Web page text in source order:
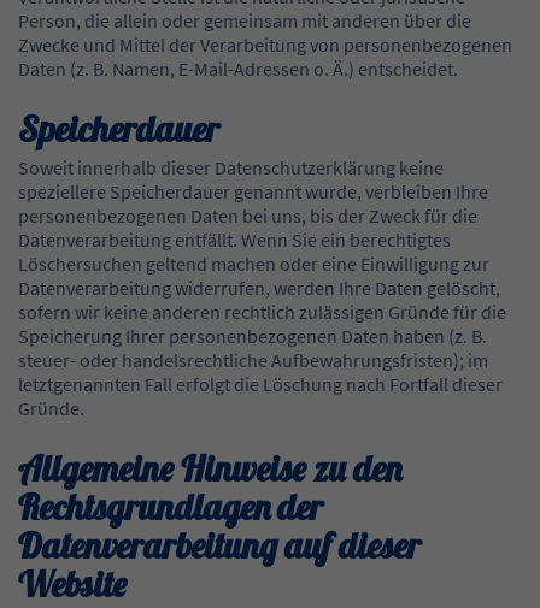
Person, die allein oder gemeinsam mit anderen über die
Zwecke und Mittel der Verarbeitung von personenbezogenen
Daten (z. B. Namen, E-Mail-Adressen o. Ä.) entscheidet.
Speicherdauer
Soweit innerhalb dieser Datenschutzerklärung keine
speziellere Speicherdauer genannt wurde, verbleiben Ihre
personenbezogenen Daten bei uns, bis der Zweck für die
Datenverarbeitung entfällt. Wenn Sie ein berechtigtes
Löschersuchen geltend machen oder eine Einwilligung zur
Datenverarbeitung widerrufen, werden Ihre Daten gelöscht,
sofern wir keine anderen rechtlich zulässigen Gründe für die
Speicherung Ihrer personenbezogenen Daten haben (z. B.
steuer- oder handelsrechtliche Aufbewahrungsfristen); im
letztgenannten Fall erfolgt die Löschung nach Fortfall dieser
Gründe.
Allgemeine Hinweise zu den
Rechtsgrundlagen der
Datenverarbeitung auf dieser
Website